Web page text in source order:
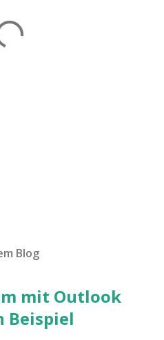
Blog
mit Outlook
Beispiel